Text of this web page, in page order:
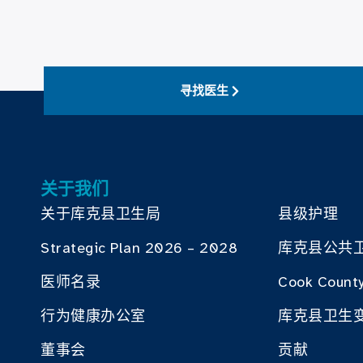
寻找医生
关于我们
关于库克县卫生局
Strategic Plan 2026 – 2028
医师名录
行为健康办公室
董事会
县级护理
库克县公共
Cook
库克县卫生
贡献